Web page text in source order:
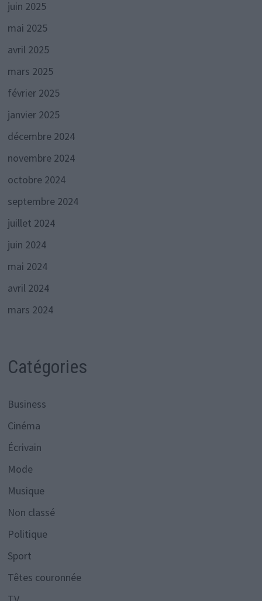
juin 2025
mai 2025
avril 2025
mars 2025
février 2025
janvier 2025
décembre 2024
novembre 2024
octobre 2024
septembre 2024
juillet 2024
juin 2024
mai 2024
avril 2024
mars 2024
Catégories
Business
Cinéma
Écrivain
Mode
Musique
Non classé
Politique
Sport
Têtes couronnée